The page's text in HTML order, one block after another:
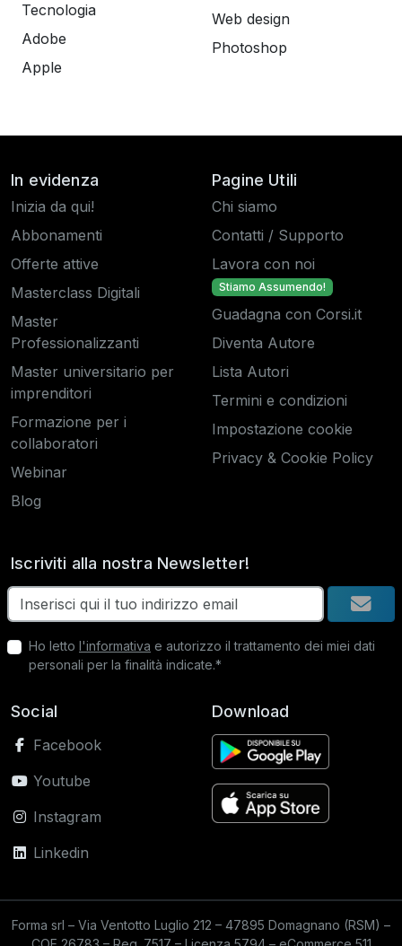
Tecnologia
Adobe
Apple
Web design
Photoshop
In evidenza
Inizia da qui!
Abbonamenti
Offerte attive
Masterclass Digitali
Master
Professionalizzanti
Master universitario per
imprenditori
Formazione per i
collaboratori
Webinar
Blog
Pagine Utili
Chi siamo
Contatti / Supporto
Lavora con noi
Stiamo Assumendo!
Guadagna con Corsi.it
Diventa Autore
Lista Autori
Termini e condizioni
Impostazione cookie
Privacy & Cookie Policy
Iscriviti alla nostra Newsletter!
Ho letto l'informativa e autorizzo il trattamento dei miei dati
personali per la finalità indicate.*
Social
Facebook
Youtube
Instagram
Linkedin
Download
Forma srl – Via Ventotto Luglio 212 – 47895 Domagnano (RSM) –